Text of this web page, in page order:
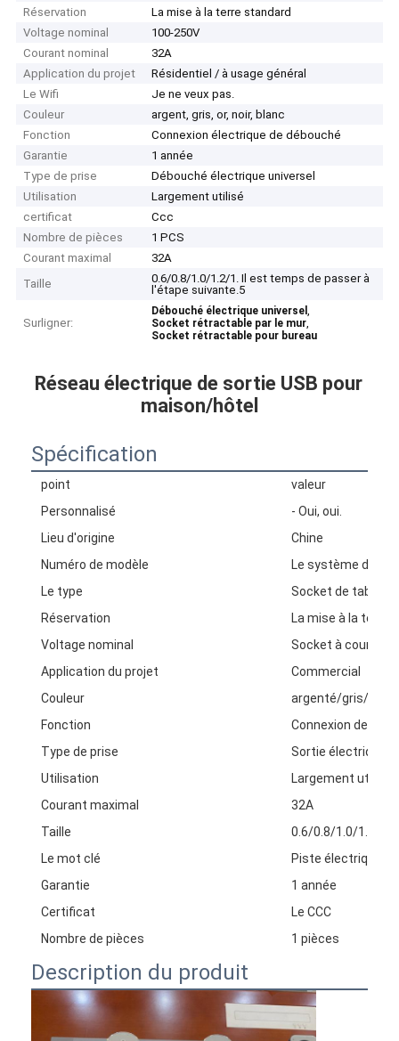
Réservation
La mise à la terre standard
Voltage nominal
100-250V
Courant nominal
32A
Application du projet
Résidentiel / à usage général
Le Wifi
Je ne veux pas.
Couleur
argent, gris, or, noir, blanc
Fonction
Connexion électrique de débouché
Garantie
1 année
Type de prise
Débouché électrique universel
Utilisation
Largement utilisé
certificat
Ccc
Nombre de pièces
1 PCS
Courant maximal
32A
Taille
0.6/0.8/1.0/1.2/1. Il est temps de passer à
l'étape suivante.5
Surligner:
Débouché électrique universel,
Socket rétractable par le mur,
Socket rétractable pour bureau
Réseau électrique de sortie USB pour
maison/hôtel
Spécification
point
valeur
Personnalisé
- Oui, oui.
Lieu d'origine
Chine
Numéro de modèle
Le système
Le type
Socket de table
Réservation
La mise à la terre
Voltage nominal
Socket à courant
Application du projet
Commercial
Couleur
argenté/gris/or/
Fonction
Connexion de
Type de prise
Sortie électrique
Utilisation
Largement utilisé
Courant maximal
32A
Taille
0.6/0.8/1.0/1.2/
Le mot clé
Piste électrique
Garantie
1 année
Certificat
Le CCC
Nombre de pièces
1 pièces
Description du produit